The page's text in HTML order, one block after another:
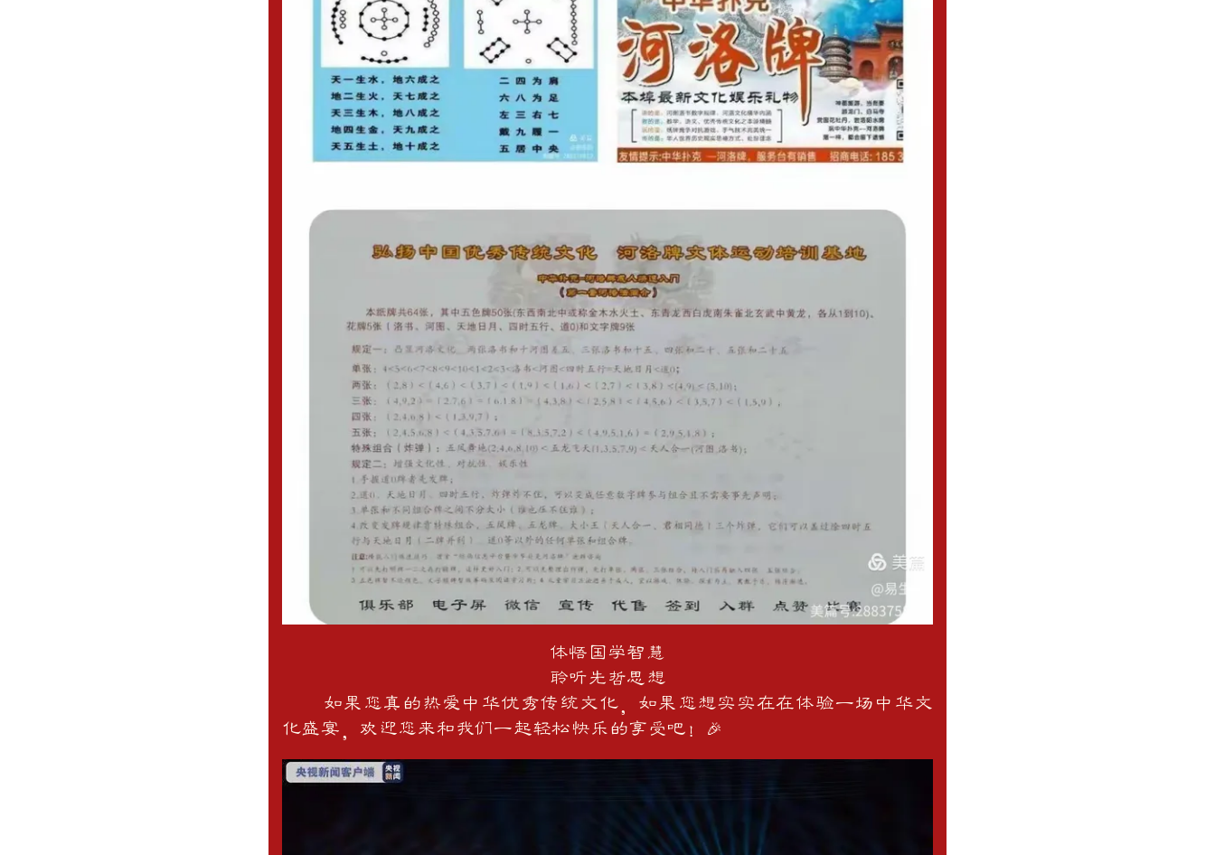
体悟国学智慧
聆听先哲思想
如果您真的热爱中华优秀传统文化，如果您想实实在在体验一场中华文
化盛宴，欢迎您来和我们一起轻松快乐的享受吧！🎉